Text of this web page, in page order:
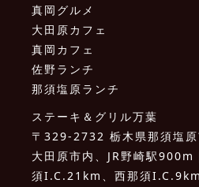
真岡グルメ
大田原カフェ
真岡カフェ
佐野ランチ
那須塩原ランチ
ステーキ＆グリル万葉
〒329-2732 栃木県那須塩
大田原市内、JR野崎駅
須I.C.21km、西那須I.C.9km